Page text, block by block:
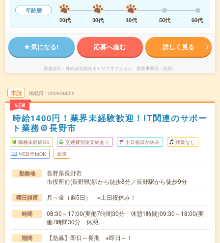
年齢層
20代
30代 40代 50代 60代
気になる! 応募へ進む 詳しく見る
派遣会社 株式会社綜合キャリアオプション 製造事業部（全国）
未読
NEW
掲載日 2026/08/05
時給1400円！業界未経験歓迎！IT関連のサポー
ト業務＠長野市
職種未経験OK 交通費別途支給あり 土日祝日が休み 残業なし
WEB登録OK 派遣
勤務地
長野県長野市
市役所前(長野県)駅から徒歩8分／長野駅から徒歩9分
曜日頻度 月～金（週5日） ※土日祝休み！
時間
08:30～17:00(実働7時間30分 休憩1時間)09:30～18:00(実
働7時間30分 休憩…
期間 【急募】即日～長期 ※即日～！